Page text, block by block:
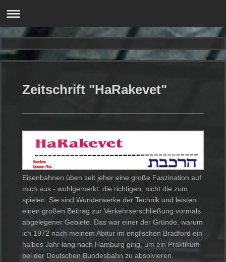
Zeitschrift "HaRakevet"
Eisenbahnen üben seit jeher eine große Faszination auf
mich aus - wohlgemerkt: die richtigen, nicht die zum
spielen. Sie sind Wunderwerke der Technik und leisten
einen großen Beitrag zur Verkehrserschließung vormals
abgelegener Gebiete. Das war einer der Gründe, warum
ich 1972 nach meinem Abitur im englischen Bradford ein
halbes Jahr lang nach Hamburg ging, um ein Praktikum
bei der Deutschen Bundesbahn zu absolvieren.